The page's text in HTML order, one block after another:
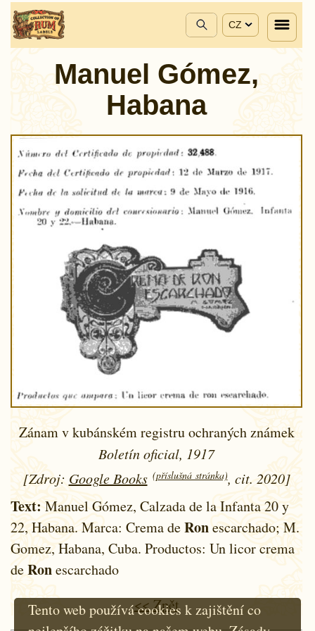
CZ
Manuel Gómez,
Habana
Zánam v kubánském registru ochraných známek
Boletín oficial, 1917
[Zdroj: Google Books (příslušná stránka), cit. 2020]
Text: Manuel Gómez, Calzada de la Infanta 20 y
22, Habana. Marca: Crema deRonescarchado; M.
Gomez, Habana, Cuba. Productos: Un licor crema
deRonescarchado
<< Zpět
Tento web používá cookies k zajištění co